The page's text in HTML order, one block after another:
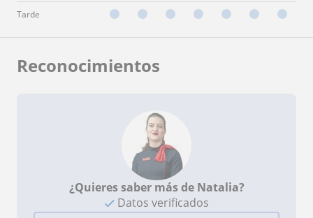
Tarde
Reconocimientos
¿Quieres saber más de Natalia?
Datos verificados